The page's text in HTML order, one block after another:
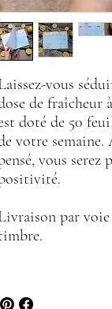
vous
de fraîcheur
doté de 50
votre semaine.
vous serez
par voie